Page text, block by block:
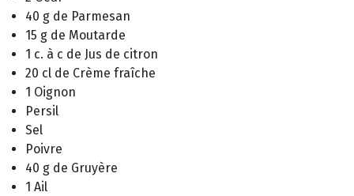
40 g de Parmesan
15 g de Moutarde
1 c. à c de Jus de citron
20 cl de Crème fraîche
1 Oignon
Persil
Sel
Poivre
40 g de Gruyère
1 Ail